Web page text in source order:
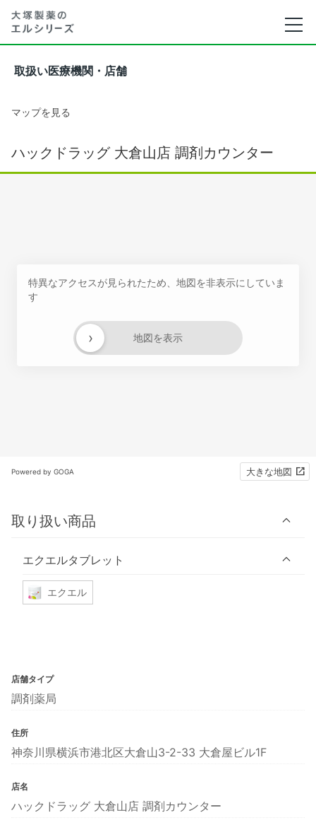
取扱い医療機関・店舗
マップを見る
ハックドラッグ 大倉山店 調剤カウンター
特異なアクセスが見られたため、地図を非表示にしていま
す
地図を表示
›
Powered by GOGA 大きな地図
取り扱い商品
エクエルタブレット
エクエル
店舗タイプ
調剤薬局
住所
神奈川県横浜市港北区大倉山3-2-33 大倉屋ビル1F
店名
ハックドラッグ 大倉山店 調剤カウンター